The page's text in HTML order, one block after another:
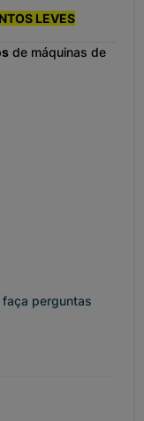
LEVES
de máquinas de
faça perguntas